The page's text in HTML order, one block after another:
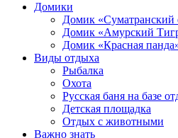
Домики
Домик «Суматранский
Домик «Амурский
Домик «Красная
Виды отдыха
Рыбалка
Охота
Русская баня на базе
Детская площадка
Отдых с животными
Важно знать